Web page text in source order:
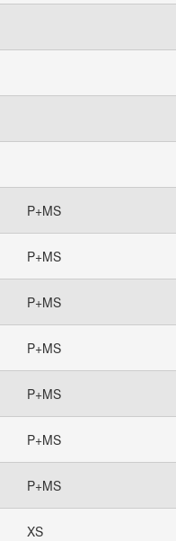
P+MS
P+MS
P+MS
P+MS
P+MS
P+MS
P+MS
XS